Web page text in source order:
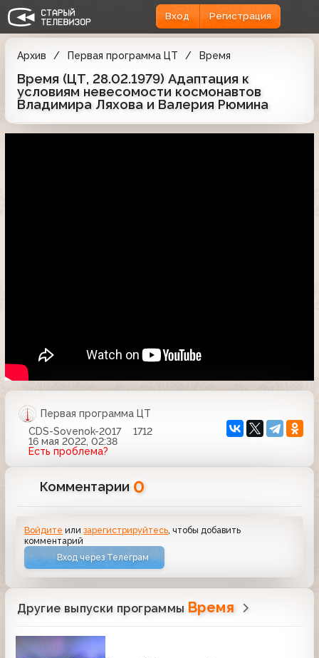
Вход Регистрация
Архив Первая программа ЦТ Время
Время (ЦТ, 28.02.1979) Адаптация к
условиям невесомости космонавтов
Владимира Ляхова и Валерия Рюмина
Первая программа ЦТ
CDS-Sovenok-2017
1712
16 мая 2022, 02:38
Есть проблема?
Комментарии 0
Войдите илизарегистрируйтесь , чтобы добавить
комментарий
Вход через Телеграм
Другие выпуски программы Время